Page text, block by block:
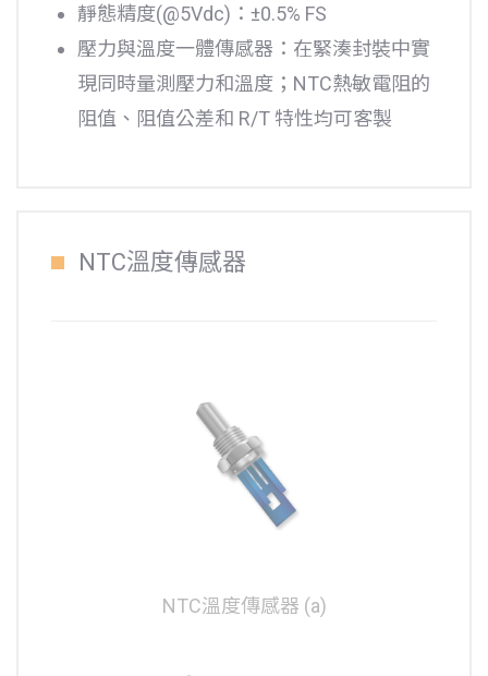
靜態精度(@5Vdc)：±0.5% FS
壓力與溫度一體傳感器：在緊湊封裝中實
現同時量測壓力和溫度；NTC熱敏電阻的
阻值、阻值公差和 R/T 特性均可客製
NTC溫度傳感器
NTC溫度傳感器 (a)